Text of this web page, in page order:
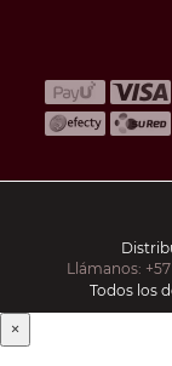
Llámanos:
Todos los
×